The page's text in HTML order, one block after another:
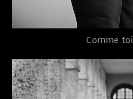
Comme toi